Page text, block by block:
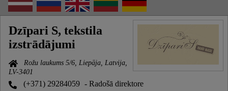
Dzīpari S, tekstila
izstrādājumi
Rožu laukums 5/6, Liepāja, Latvija,
LV-3401
(+371) 29284059 - Radošā direktore